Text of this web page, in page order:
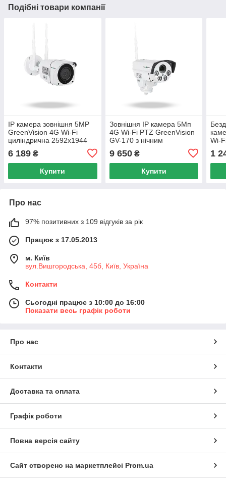
Подібні товари компанії
IP камера зовнішня 5MP
GreenVision 4G Wi-Fi
циліндрична 2592x1944
H.265 SONY CMOS Sensor
6 189 ₴
Купити
Зовнішня IP камера 5Мп
4G Wi-Fi PTZ GreenVision
GV-170 з нічним
підсвічуванням 60м IP66
9 650₴
Купити
Wi-
1/4
1
Про нас
97% позитивних з 109 відгуків за рік
Працює з 17.05.2013
м. Київ
вул.Вишгородська, 45б, Київ, Україна
Контакти
Сьогодні працює з 10:00 до 16:00
Показати весь графік роботи
Про нас
Контакти
Доставка та оплата
Графік роботи
Повна версія сайту
Сайт створено на маркетплейсі Prom.ua